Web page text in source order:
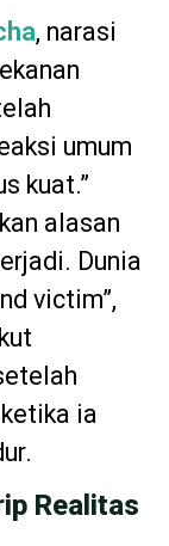
, narasi
umum
kuat.”
alasan
Dunia
victim”,
ia
Realitas